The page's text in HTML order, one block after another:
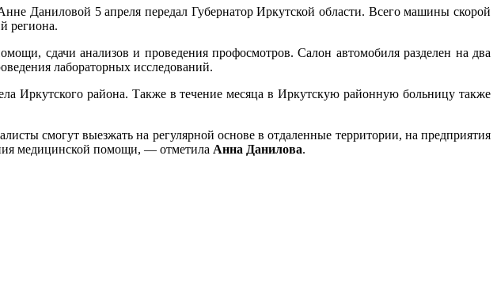
Даниловой 5 апреля передал Губернатор Иркутской области. Всего машины скорой
региона.
сдачи анализов и проведения профосмотров. Салон автомобиля разделен на два
лабораторных исследований.
Иркутского района. Также в течение месяца в Иркутскую районную больницу также
смогут выезжать на регулярной основе в отдаленные территории, на предприятия
медицинской помощи, — отметила Анна Данилова.